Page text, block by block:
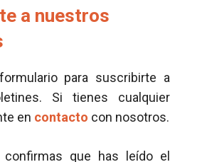
a nuestros
para suscribirte a
Si tienes cualquier
en contacto con nosotros.
confirmas que has leído el